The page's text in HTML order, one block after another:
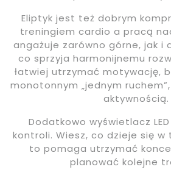
Eliptyk jest też dobrym
treningiem cardio a pracą
angażuje zarówno górne, jak i
co sprzyja harmonijnemu
łatwiej utrzymać motywację,
monotonnym „jednym
aktywnością.
Dodatkowo wyświetlacz
kontroli. Wiesz, co dzieje się w
to pomaga utrzymać
planować kolejne